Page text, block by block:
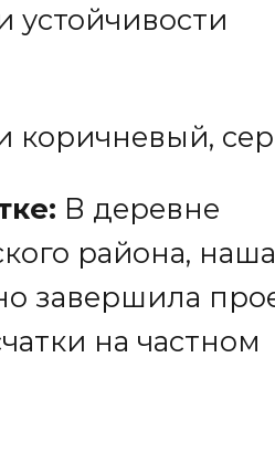
устойчивости
коричневый,
В деревне
района, наша
завершила
на частном